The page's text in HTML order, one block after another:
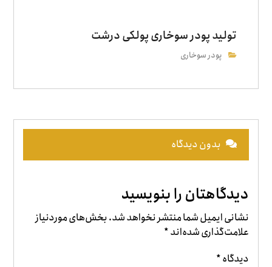
تولید پودر سوخاری پولکی درشت
پودر سوخاری
بدون دیدگاه
دیدگاهتان را بنویسید
نشانی ایمیل شما منتشر نخواهد شد.بخش‌های موردنیاز
علامت‌گذاری شده‌اند*
دیدگاه*